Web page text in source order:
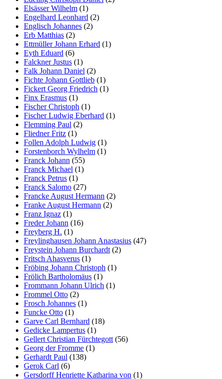
Elsässer Wilhelm (1)
Engelhard Leonhard (2)
Englisch Johannes (2)
Erb Matthias (2)
Ettmüller Johann Erhard (1)
Eyth Eduard (6)
Falckner Justus (1)
Falk Johann Daniel (2)
Fichte Johann Gottlieb (1)
Fickert Georg Friedrich (1)
Finx Erasmus (1)
Fischer Christoph (1)
Fischer Ludwig Eberhard (1)
Flemming Paul (2)
Fliedner Fritz (1)
Follen Adolph Ludwig (1)
Forstenborch Wylhelm (1)
Franck Johann (55)
Franck Michael (1)
Franck Petrus (1)
Franck Salomo (27)
Francke August Hermann (2)
Franke August Hermann (2)
Franz Ignaz (1)
Freder Johann (16)
Freyberg H. (1)
Freylinghausen Johann Anastasius (47)
Freystein Johann Burchardt (2)
Fritsch Ahasverus (1)
Fröbing Johann Christoph (1)
Frölich Bartholomäus (1)
Frommann Johann Ulrich (1)
Frommel Otto (2)
Frosch Johannes (1)
Funcke Otto (1)
Garve Carl Bernhard (18)
Gedicke Lampertus (1)
Gellert Christian Fürchtegott (56)
Georg der Fromme (1)
Gerhardt Paul (138)
Gerok Carl (6)
Gersdorff Henriette Katharina von (1)